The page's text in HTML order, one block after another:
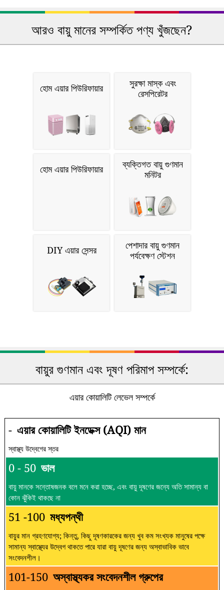
আরও বায়ু মানের সম্পর্কিত পণ্য খুঁজছেন?
হোম এয়ার পিউরিফায়ার
সুরক্ষা মাস্ক এবং
রেসপিরেটর
হোম এয়ার পিউরিফায়ার
ব্যক্তিগত বায়ু গুণমান
মনিটর
DIY এয়ার সেন্সর
পেশাদার বায়ু গুণমান
পর্যবেক্ষণ স্টেশন
বায়ুর গুণমান এবং দূষণ পরিমাপ সম্পর্কে:
এয়ার কোয়ালিটি লেভেল সম্পর্কে
- এয়ার কোয়ালিটি ইনডেক্স (AQI) মান
স্বাস্থ্য উদ্বেগের স্তর
0 - 50 ভাল
বায়ু মানকে সন্তোষজনক বলে মনে করা হচ্ছে, এবং বায়ু দূষণের জন্যে অতি সামান্য বা
কোন ঝুঁকিই থাকছে না
51 -100 মধ্যপন্থী
বায়ুর মান গ্রহণযোগ্য; কিন্তু, কিছু দূষণকারকের জন্য খুব কম সংখ্যক মানুষের পক্ষে
সামান্য স্বাস্থ্যের উদ্বেগ থাকতে পারে যারা বায়ু দূষণের জন্য অস্বাভাবিক ভাবে
সংবেদনশীল।
101-150 অস্বাস্থ্যকর সংবেদনশীল গ্রুপের